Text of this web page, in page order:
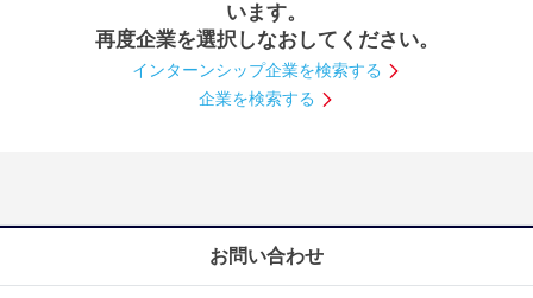
【4年生】
説明会を探す
インターンを探す
就活ノウハウ・サポート
います。
再度企業を選択しなおしてください。
インターンシップ企業を検索する
企業を検索する
お問い合わせ